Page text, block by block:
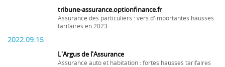
tribune-assurance.optionfinance.fr
Assurance des particuliers : vers d'importantes hausses
tarifaires en 2023
2022.09.15
L'Argus de l'Assurance
Assurance auto et habitation : fortes hausses tarifaires